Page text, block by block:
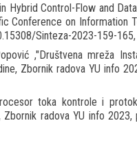
Hybrid Control-Flow and
Conference on Information
Sinteza-2023-159-
,"Društvena mreža
Zbornik radova YU info
toka kontrole i
radova YU info